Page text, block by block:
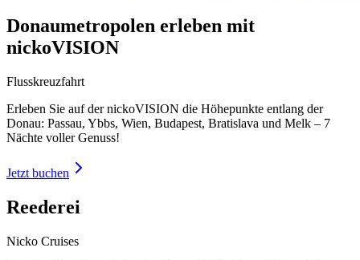
Donaumetropolen erleben mit
nickoVISION
Flusskreuzfahrt
Erleben Sie auf der nickoVISION die Höhepunkte entlang der
Donau: Passau, Ybbs, Wien, Budapest, Bratislava und Melk – 7
Nächte voller Genuss!
Jetzt buchen
Reederei
Nicko Cruises